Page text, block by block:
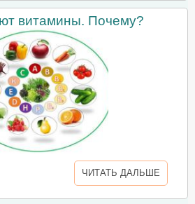
витамины. Почему?
ЧИТАТЬ ДАЛЬШЕ